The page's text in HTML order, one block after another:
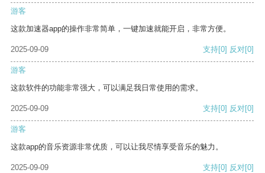
游客
这款加速器app的操作非常简单，一键加速就能开启，非常方便。
2025-09-09 支持[0] 反对[0]
游客
这款软件的功能非常强大，可以满足我日常使用的需求。
2025-09-09 支持[0] 反对[0]
游客
这款app的音乐资源非常优质，可以让我尽情享受音乐的魅力。
2025-09-09 支持[0] 反对[0]